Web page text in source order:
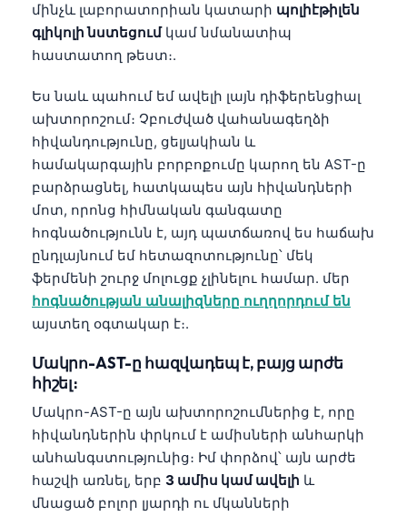
մինչև լաբորատորիան կատարի պոլիէթիլեն
գլիկոլի նստեցումկամ նմանատիպ
հաստատող թեստ։.
Ես նաև պահում եմ ավելի լայն դիֆերենցիալ
ախտորոշում։ Չբուժված վահանագեղձի
հիվանդությունը, ցելյակիան և
համակարգային բորբոքումը կարող են AST-ը
բարձրացնել, հատկապես այն հիվանդների
մոտ, որոնց հիմնական գանգատը
հոգնածությունն է, այդ պատճառով ես հաճախ
ընդլայնում եմ հետազոտությունը՝ մեկ
ֆերմենի շուրջ մոլուցք չլինելու համար. մեր
հոգնածության անալիզները ուղղորդում են
այստեղ օգտակար է։.
Մակրո-AST-ը հազվադեպ է, բայց արժե
հիշել։
Մակրո-AST-ը այն ախտորոշումներից է, որը
հիվանդներին փրկում է ամիսների անհարկի
անհանգստությունից։ Իմ փորձով՝ այն արժե
հաշվի առնել, երբ 3 ամիս կամ ավելի և
մնացած բոլոր լյարդի ու մկանների
ಕನ್ನಡ
മലയാളം
Bahasa Melayu
Tiếng Việt
ဗမာစာ
ភាសាខ្មែរ
Kiswahili
አማርኛ
Українська
O‘zbekcha
Català
Қазақ тілі
Hrvatski
Slovenčina